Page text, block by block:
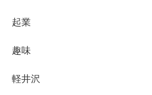
起業
趣味
軽井沢